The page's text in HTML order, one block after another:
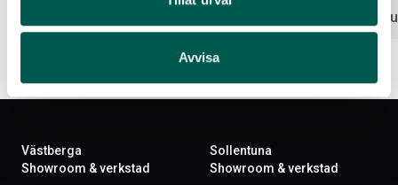
Avvisa
Lägg i
Västberga
Showroom & verkstad
Sollentuna
Showroom & verkstad